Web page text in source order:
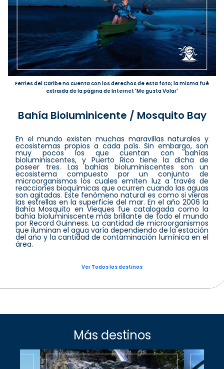
Ferries del Caribe no cuenta con los derechos de esta foto; la misma fué
extraida de la página de Internet 'Me gusta Volar'
Bahía Bioluminicente / Mosquito Bay
En el mundo existen muchas maravillas naturales y
ecosistemas propios a cada país. Sin embargo, son
muy pocos los que cuentan con bahías
bioluminiscentes, y Puerto Rico tiene la dicha de
poseer tres. Las bahías bioluminiscentes son un
ecosistema compuesto por un conjunto de
microorganismos los cuales emiten luz a través de
reacciones bioquímicas que ocurren cuando las aguas
son agitadas. Este fenómeno natural es como si vieras
las estrellas en la superficie del mar. En el año 2006 la
Bahía Mosquito en Vieques fue catalogada como la
bahía bioluminiscente más brillante de todo el mundo
por Record Guinness. La cantidad de microorganismos
que iluminan el agua varía dependiendo de la estación
del año y la cantidad de contaminación lumínica en el
área.
Ver Todos los destinos
Más destinos